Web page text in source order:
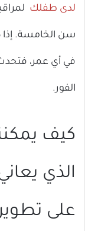
لدى طفلك
سن الخامسة.
في أي عمر،
الفور.
كيف
الذي
على